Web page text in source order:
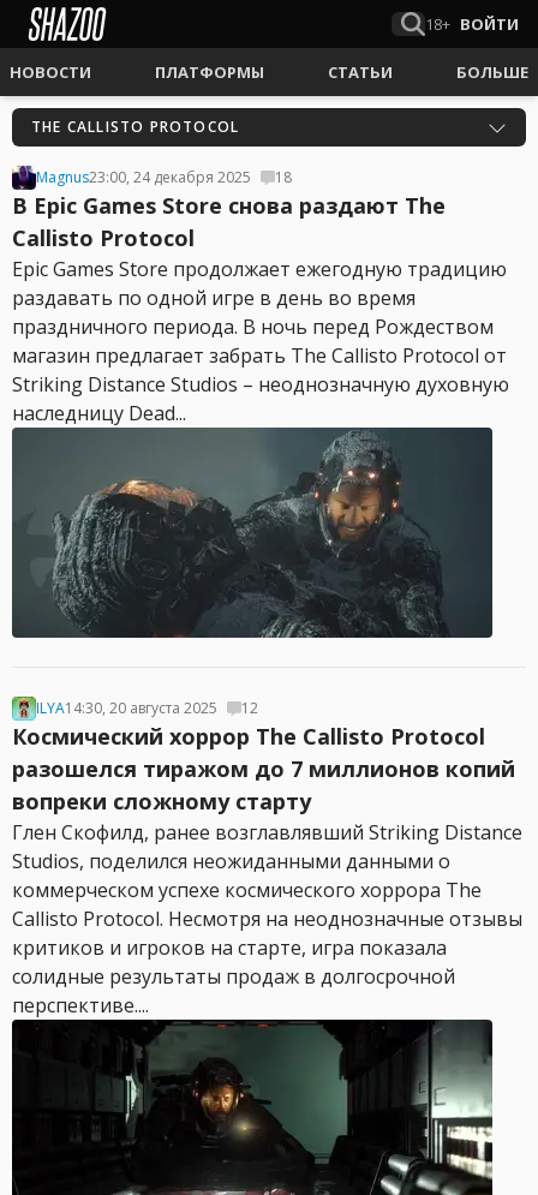
18+ ВОЙТИ
НОВОСТИ ПЛАТФОРМЫ СТАТЬИ БОЛЬШЕ
THE CALLISTO PROTOCOL
Magnus23:00, 24 декабря 2025 18
В Epic Games Store снова раздают The
Callisto Protocol
Epic Games Store продолжает ежегодную традицию
раздавать по одной игре в день во время
праздничного периода. В ночь перед Рождеством
магазин предлагает забрать The Callisto Protocol от
Striking Distance Studios – неоднозначную духовную
наследницу Dead...
ILYA14:30, 20 августа 2025 12
Космический хоррор The Callisto Protocol
разошелся тиражом до 7 миллионов копий
вопреки сложному старту
Глен Скофилд, ранее возглавлявший Striking Distance
Studios, поделился неожиданными данными о
коммерческом успехе космического хоррора The
Callisto Protocol. Несмотря на неоднозначные отзывы
критиков и игроков на старте, игра показала
солидные результаты продаж в долгосрочной
перспективе....